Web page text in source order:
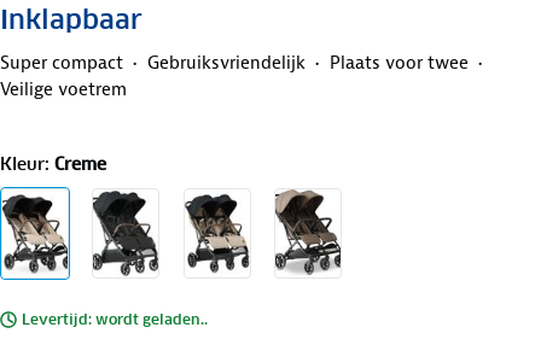
Inklapbaar
Super compact Gebruiksvriendelijk
Plaats voor twee
Veilige voetrem
Kleur: Creme
Levertijd: wordt geladen..